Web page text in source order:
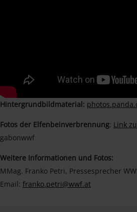
Hintergrundbildmaterial:
Fotos der Elfenbeinverbrennung: Link
gabonwwf
Weitere Informationen und Fotos:
MMag. Franko Petri, Pressesprecher
Email: franko.petri@wwf.at